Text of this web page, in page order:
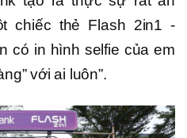
chiếc thẻ Flash 2in1 -
có in hình selfie của em
với ai luôn”.